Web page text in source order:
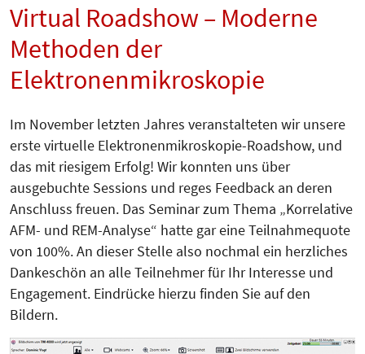
Virtual Roadshow – Moderne
Methoden der
Elektronenmikroskopie
Im November letzten Jahres veranstalteten wir unsere
erste virtuelle Elektronenmikroskopie-Roadshow, und
das mit riesigem Erfolg! Wir konnten uns über
ausgebuchte Sessions und reges Feedback an deren
Anschluss freuen. Das Seminar zum Thema „Korrelative
AFM- und REM-Analyse“ hatte gar eine Teilnahmequote
von 100%. An dieser Stelle also nochmal ein herzliches
Dankeschön an alle Teilnehmer für Ihr Interesse und
Engagement. Eindrücke hierzu finden Sie auf den
Bildern.